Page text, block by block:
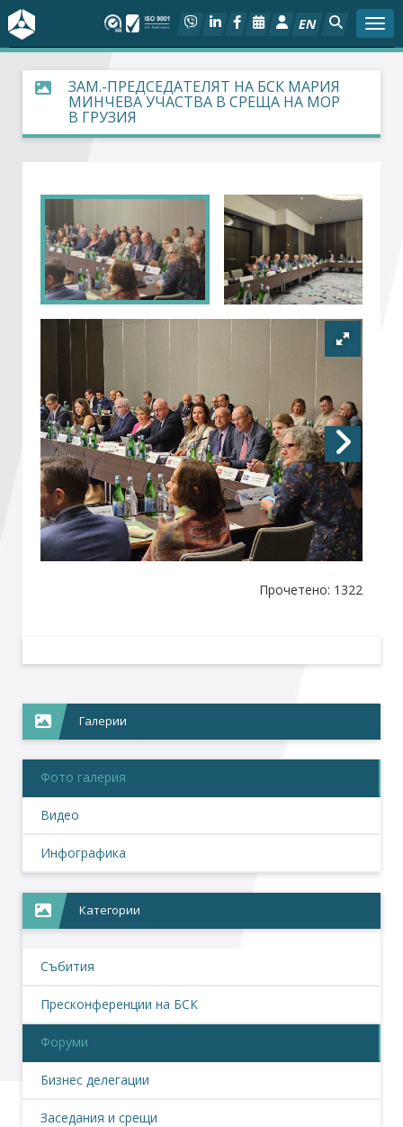
EN
За БСК
На фокус
Дейности
Проекти
Членове
Стани член
Абонирайте се!
ЗАМ.-ПРЕДСЕДАТЕЛЯТ НА БСК МАРИЯ
МИНЧЕВА УЧАСТВА В СРЕЩА НА МОР
В ГРУЗИЯ
Прочетено: 1322
Галерии
Фото галерия
Видео
Инфографика
Категории
Събития
Пресконференции на БСК
Форуми
Бизнес делегации
Заседания и срещи